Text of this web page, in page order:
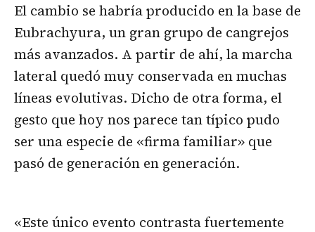
El cambio se habría producido en la base de
Eubrachyura, un gran grupo de cangrejos
más avanzados. A partir de ahí, la marcha
lateral quedó muy conservada en muchas
líneas evolutivas. Dicho de otra forma, el
gesto que hoy nos parece tan típico pudo
ser una especie de «firma familiar» que
pasó de generación en generación.
«Este único evento contrasta fuertemente